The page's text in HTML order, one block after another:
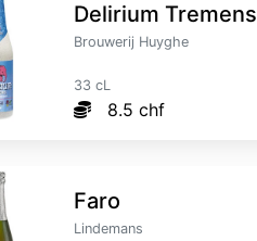
Delirium Tremens
Brouwerij Huyghe
33 cL
8.5 chf
Faro
Lindemans